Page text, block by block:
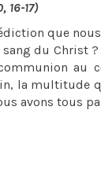
16-17)
que
du Christ
au
la multitude
avons tous